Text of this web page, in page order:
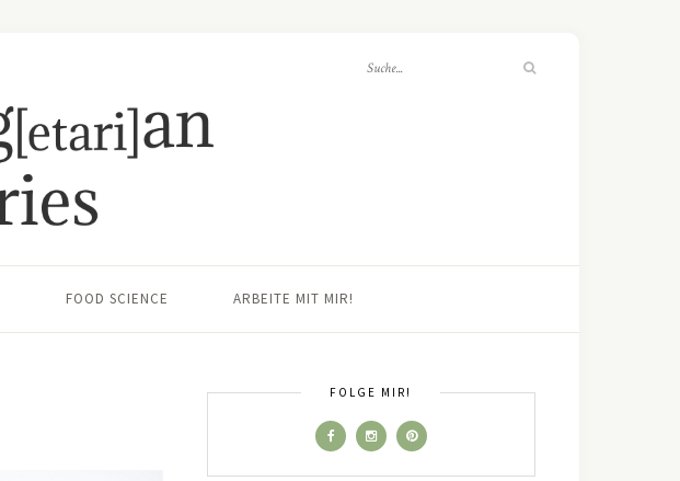
FOOD SCIENCE ARBEITE MIT MIR!
FOLGE MIR!